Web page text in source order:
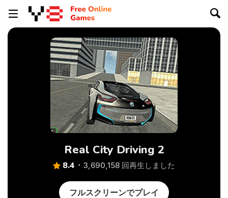
Real City Driving 2
8.4 3,690,158 回再生しました
フルスクリーンでプレイ